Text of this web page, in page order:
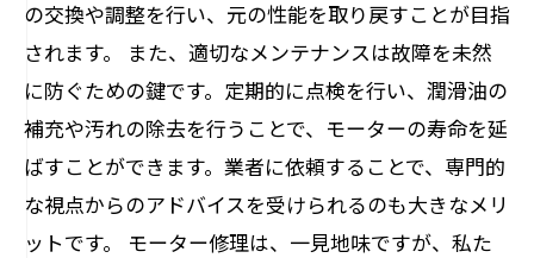
の交換や調整を行い、元の性能を取り戻すことが目指
されます。 また、適切なメンテナンスは故障を未然
に防ぐための鍵です。定期的に点検を行い、潤滑油の
補充や汚れの除去を行うことで、モーターの寿命を延
ばすことができます。業者に依頼することで、専門的
な視点からのアドバイスを受けられるのも大きなメリ
ットです。 モーター修理は、一見地味ですが、私た